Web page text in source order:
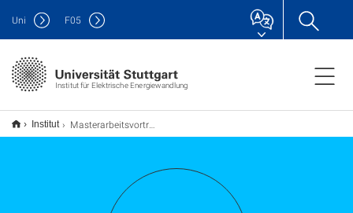
Institut für Elektrische Energiewandlung
Uni F05
Institut Masterarbeitsvortrag